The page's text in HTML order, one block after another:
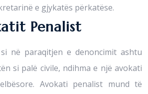
e gjykatës përkatëse.
Penalist
në paraqitjen e denoncimit ashtu
si palë civile, ndihma e një avokati
Avokati penalist mund të